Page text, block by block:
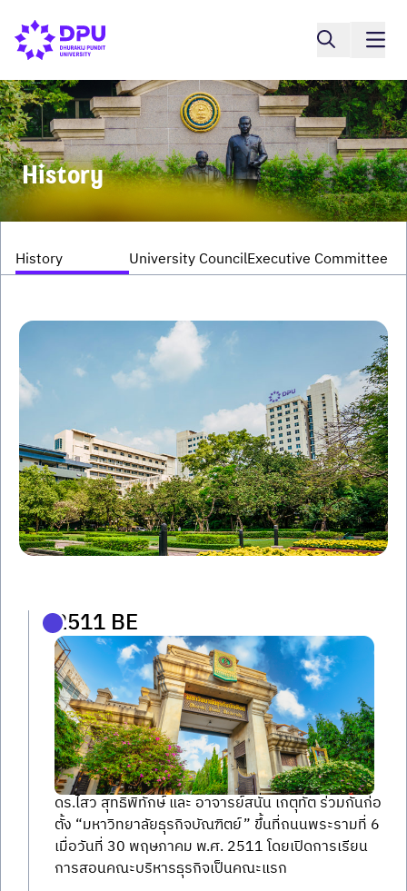
History
History University CouncilExecutive Committee
2511 BE
ดร.ไสว สุทธิพิทักษ์ และ อาจารย์สนั่น เกตุทัต ร่วมกันก่อ
ตั้ง “มหาวิทยาลัยธุรกิจบัณฑิตย์” ขึ้นที่ถนนพระรามที่ 6
เมื่อวันที่ 30 พฤษภาคม พ.ศ. 2511 โดยเปิดการเรียน
การสอนคณะบริหารธุรกิจเป็นคณะแรก